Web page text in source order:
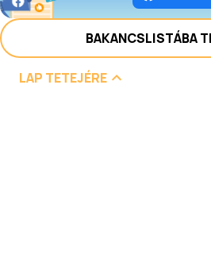
BAKANCSLISTÁBA
LAP TETEJÉRE